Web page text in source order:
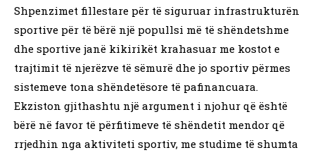
Shpenzimet fillestare për të siguruar infrastrukturën
sportive për të bërë një popullsi më të shëndetshme
dhe sportive janë kikirikët krahasuar me kostot e
trajtimit të njerëzve të sëmurë dhe jo sportiv përmes
sistemeve tona shëndetësore të pafinancuara.
Ekziston gjithashtu një argument i njohur që është
bërë në favor të përfitimeve të shëndetit mendor që
rrjedhin nga aktiviteti sportiv, me studime të shumta